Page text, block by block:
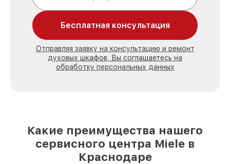
Бесплатная консультация
Отправляя заявку на консультацию и ремонт
духовых шкафов, Вы соглашаетесь на
обработку персональных данных
Какие преимущества нашего
сервисного центра Miele в
Краснодаре